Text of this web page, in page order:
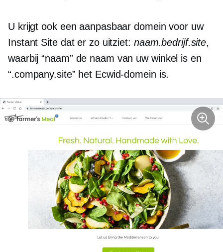
U krijgt ook een aanpasbaar domein voor uw
Instant Site dat er zo uitziet: naam.bedrijf.site,
waarbij “naam” de naam van uw winkel is en
“.company.site” het Ecwid-domein is.